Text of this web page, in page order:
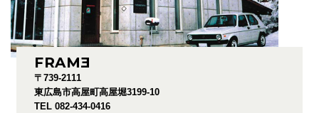
FRAME
〒739-2111
東広島市高屋町高屋堀3199-10
TEL 082-434-0416